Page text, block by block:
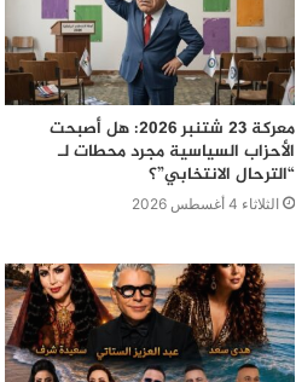
معركة 23 شتنبر 2026: هل أصبحت
الأحزاب السياسية مجرد محطات لـ
“الترحال الانتخابي”؟
الثلاثاء 4 أغسطس 2026